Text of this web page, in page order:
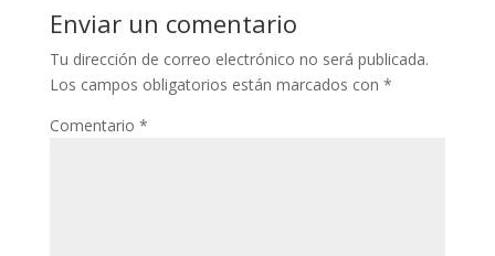
Enviar un comentario
Tu dirección de correo electrónico no será publicada.
Los campos obligatorios están marcados con *
Comentario *